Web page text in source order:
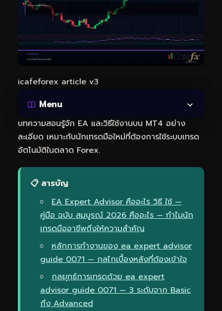
icafeforex article v3
Menu
บทความสอนรู้จัก EA และวิธีใช้งานบน MT4 อย่าง
ละเอียด เหมาะกับนักเทรดมือใหม่ที่ต้องการใช้ระบบเทรด
อัตโนมัติในตลาด Forex.
📋 สารบัญ
EA Expert Advisor คืออะไร วิธี ใช้ —
คู่มือ ฉบับ สมบูรณ์ 2026 คืออะไร — ทำไมนัก
เทรดมืออาชีพถึงให้ความสำคัญ
หลักการทำงานของ ea expert advisor
guide 0071 — กลไกเบื้องหลังที่ต้องเข้าใจ
กลยุทธ์การเทรดด้วย ea expert
advisor guide 0071 — 3 ระดับจาก Basic
ถึง Advanced